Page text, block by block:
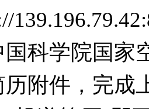
国科学院国
历附件，完成